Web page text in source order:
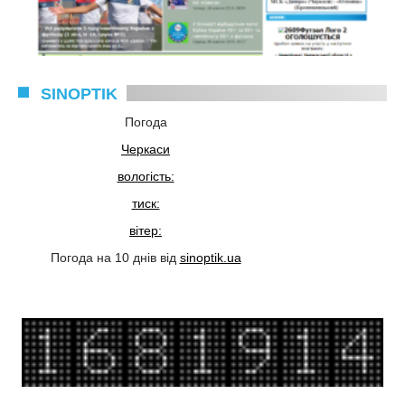
SINOPTIK
Погода
Черкаси
вологість:
тиск:
вітер:
Погода на 10 днів від sinoptik.ua